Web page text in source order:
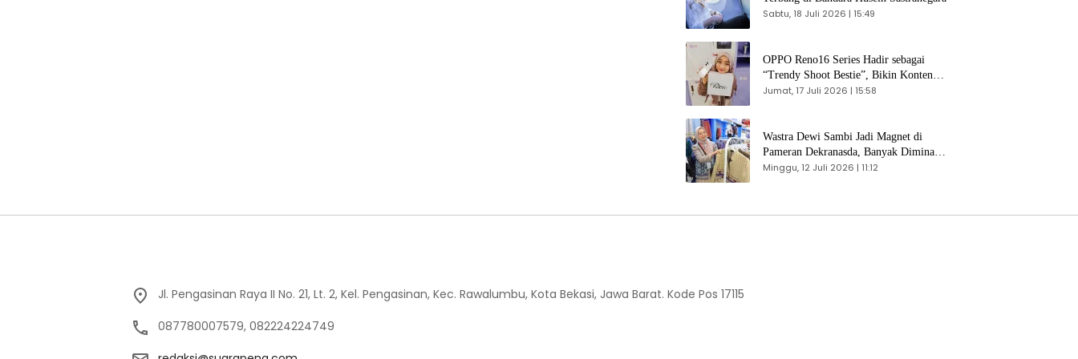
Sabtu, 18 Juli 2026 | 15:49
OPPO Reno16 Series Hadir sebagai
“Trendy Shoot Bestie”, Bikin Konten
Kreator Makin Betah
Jumat, 17 Juli 2026 | 15:58
Wastra Dewi Sambi Jadi Magnet di
Pameran Dekranasda, Banyak Diminati
Pengunjung
Minggu, 12 Juli 2026 | 11:12
Jl. Pengasinan Raya II No. 21, Lt. 2, Kel. Pengasinan, Kec. Rawalumbu, Kota Bekasi, Jawa Barat. Kode Pos 17115
087780007579, 082224224749